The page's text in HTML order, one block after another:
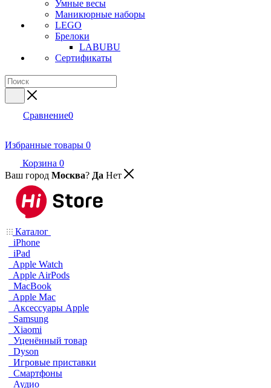
Умные весы
Маникюрные наборы
LEGO
Брелоки
LABUBU
Сертификаты
Сравнение0
Избранные товары 0
Корзина 0
Ваш город Москва? Да Нет
Каталог
iPhone
iPad
Apple Watch
Apple AirPods
MacBook
Apple Mac
Аксессуары Apple
Samsung
Xiaomi
Уценённый товар
Dyson
Игровые приставки
Смартфоны
Аудио